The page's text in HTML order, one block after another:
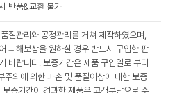
반품&교환 불가
질관리와 공정관리를 거쳐 제작하였으며,
피해보상을 원하실 경우 반드시 구입한 판
바랍니다. 보증기간은 제품 구입일로 부터
주의에 의한 파손 및 품질이상에 대한 보증
증기간이 경과한 제품은 고객부담으로 수